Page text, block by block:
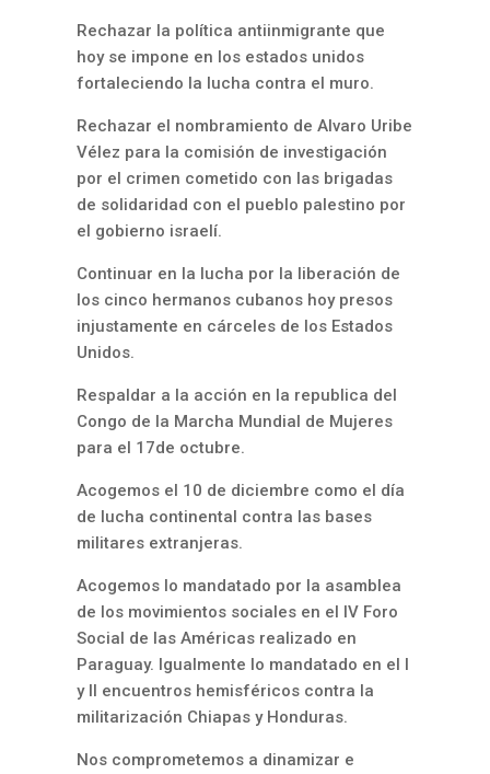
Rechazar la política antiinmigrante que
hoy se impone en los estados unidos
fortaleciendo la lucha contra el muro.
Rechazar el nombramiento de Alvaro Uribe
Vélez para la comisión de investigación
por el crimen cometido con las brigadas
de solidaridad con el pueblo palestino por
el gobierno israelí.
Continuar en la lucha por la liberación de
los cinco hermanos cubanos hoy presos
injustamente en cárceles de los Estados
Unidos.
Respaldar a la acción en la republica del
Congo de la Marcha Mundial de Mujeres
para el 17de octubre.
Acogemos el 10 de diciembre como el día
de lucha continental contra las bases
militares extranjeras.
Acogemos lo mandatado por la asamblea
de los movimientos sociales en el IV Foro
Social de las Américas realizado en
Paraguay. Igualmente lo mandatado en el I
y II encuentros hemisféricos contra la
militarización Chiapas y Honduras.
Nos comprometemos a dinamizar e